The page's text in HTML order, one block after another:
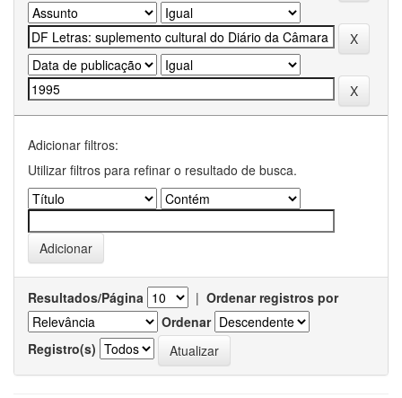
Adicionar filtros:
Utilizar filtros para refinar o resultado de busca.
Resultados/Página | Ordenar registros por
Ordenar
Registro(s)